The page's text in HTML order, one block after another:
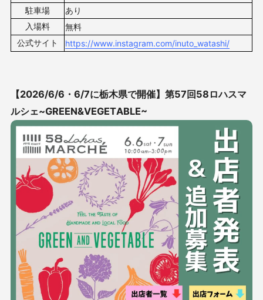
駐車場
あり
入場料
無料
公式サイト
https://www.instagram.com/inuto_watashi/
【2026/6/6・6/7に栃木県で開催】 第57回58ロハスマ
ルシェ~GREEN&VEGETABLE~